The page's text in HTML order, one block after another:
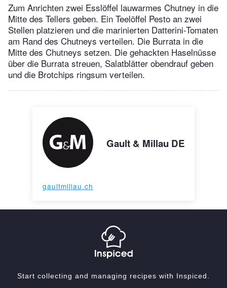
Zum Anrichten zwei Esslöffel lauwarmes Chutney in die
Mitte des Tellers geben. Ein Teelöffel Pesto an zwei
Stellen platzieren und die marinierten Datterini-Tomaten
am Rand des Chutneys verteilen. Die Burrata in die
Mitte des Chutneys setzen. Die gehackten Haselnüsse
über die Burrata streuen, Salatblätter obendrauf geben
und die Brotchips ringsum verteilen.
Gault & Millau DE
gaultmillau.ch
Start collecting and managing recipes with Inspiced.